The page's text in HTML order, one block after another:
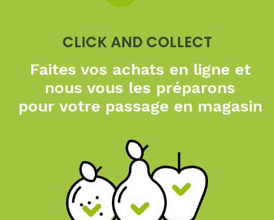
CLICK AND COLLECT
Faites vos achats en ligne et
nous vous les préparons
pourvotre passage en magasin